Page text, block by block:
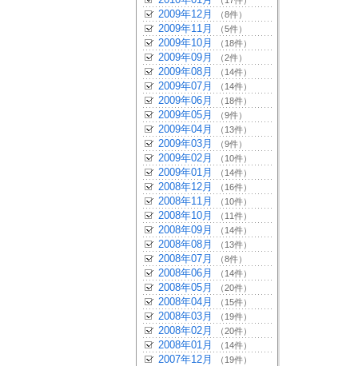
2009年12月 （8件）
2009年11月 （5件）
2009年10月 （18件）
2009年09月 （2件）
2009年08月 （14件）
2009年07月 （14件）
2009年06月 （18件）
2009年05月 （9件）
2009年04月 （13件）
2009年03月 （9件）
2009年02月 （10件）
2009年01月 （14件）
2008年12月 （16件）
2008年11月 （10件）
2008年10月 （11件）
2008年09月 （14件）
2008年08月 （13件）
2008年07月 （8件）
2008年06月 （14件）
2008年05月 （20件）
2008年04月 （15件）
2008年03月 （19件）
2008年02月 （20件）
2008年01月 （14件）
2007年12月 （19件）